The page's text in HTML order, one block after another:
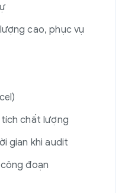
cao, phục vụ
chất lượng
gian khi audit
đoạn